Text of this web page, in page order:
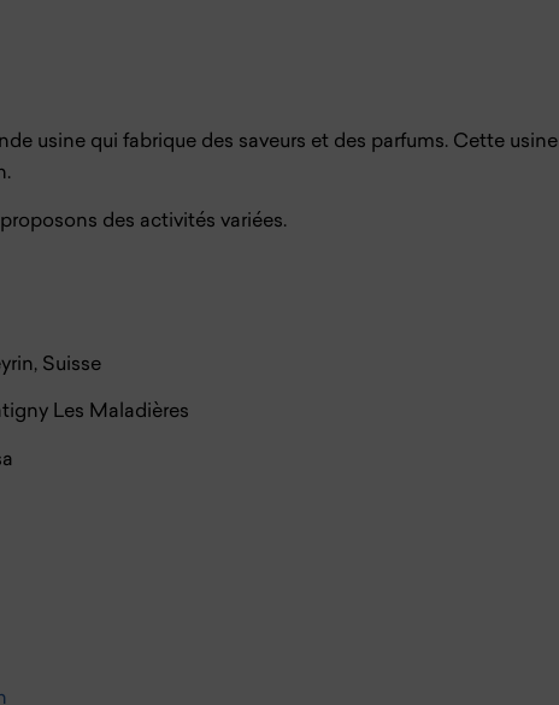
usine qui fabrique des saveurs et des parfums. Cette usine
des activités variées.
Suisse
Les Maladières